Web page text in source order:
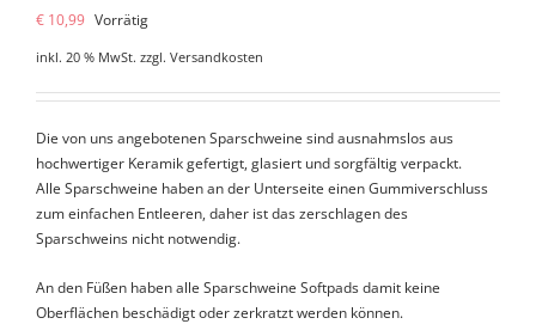
€ 10,99 Vorrätig
inkl. 20 % MwSt. zzgl. Versandkosten
Die von uns angebotenen Sparschweine sind ausnahmslos aus
hochwertiger Keramik gefertigt, glasiert und sorgfältig verpackt.
Alle Sparschweine haben an der Unterseite einen Gummiverschluss
zum einfachen Entleeren, daher ist das zerschlagen des
Sparschweins nicht notwendig.
An den Füßen haben alle Sparschweine Softpads damit keine
Oberflächen beschädigt oder zerkratzt werden können.